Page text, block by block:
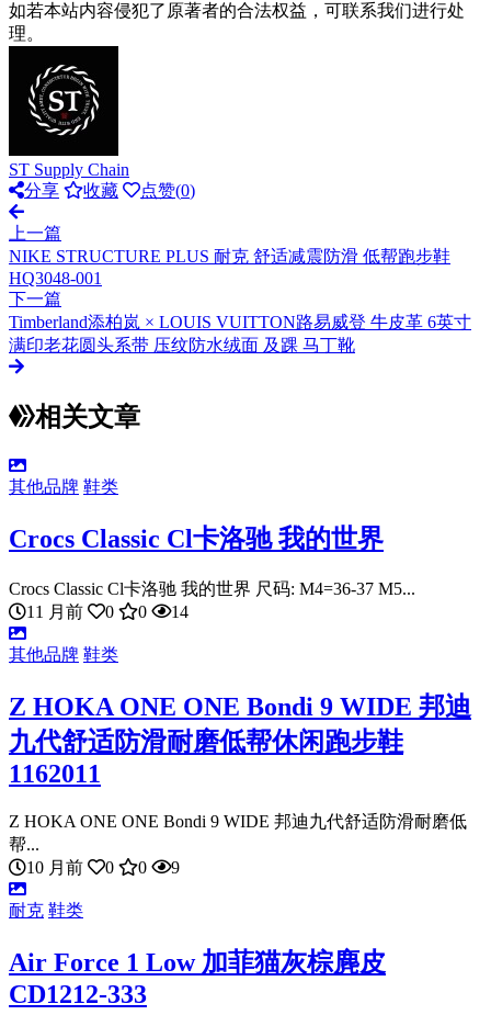
如若本站内容侵犯了原著者的合法权益，可联系我们进行处
理。
ST Supply Chain
分享
收藏 点赞(0)
上一篇
NIKE STRUCTURE PLUS 耐克 舒适减震防滑 低帮跑步鞋
HQ3048-001
下一篇
Timberland添柏岚 × LOUIS VUITTON路易威登 牛皮革 6英寸
满印老花圆头系带 压纹防水绒面 及踝 马丁靴
相关文章
其他品牌 鞋类
Crocs Classic Cl卡洛驰 我的世界
Crocs Classic Cl卡洛驰 我的世界 尺码: M4=36-37 M5...
11 月前
0 0 14
其他品牌 鞋类
Z HOKA ONE ONE Bondi 9 WIDE 邦迪
九代舒适防滑耐磨低帮休闲跑步鞋
1162011
Z HOKA ONE ONE Bondi 9 WIDE 邦迪九代舒适防滑耐磨低
帮...
10 月前
0 0 9
耐克 鞋类
Air Force 1 Low 加菲猫灰棕麂皮
CD1212-333